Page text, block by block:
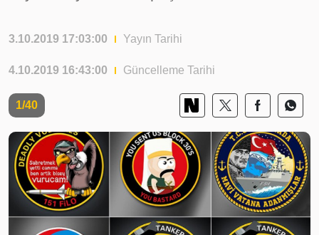
3.10.2019 17:03:00 Yayın Tarihi
4.10.2019 16:43:00 Güncelleme Tarihi
1/40